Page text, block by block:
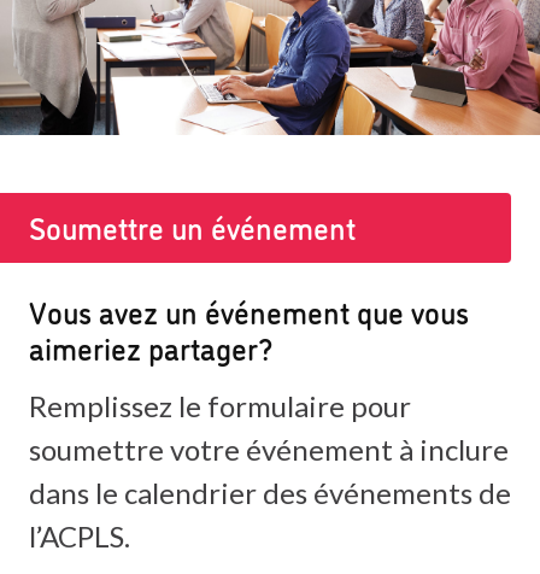
Soumettre un événement
Vous avez un événement que vous
aimeriez partager?
Remplissez le formulaire pour
soumettre votre événement à inclure
dans le calendrier des événements de
l’ACPLS.